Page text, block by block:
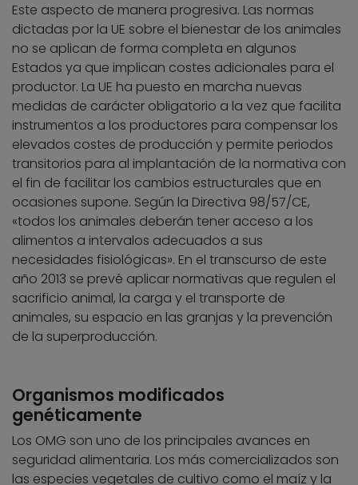
Este aspecto de manera progresiva. Las normas
dictadas por la UE sobre el bienestar de los animales
no se aplican de forma completa en algunos
Estados ya que implican costes adicionales para el
productor. La UE ha puesto en marcha nuevas
medidas de carácter obligatorio a la vez que facilita
instrumentos a los productores para compensar los
elevados costes de producción y permite periodos
transitorios para al implantación de la normativa con
el fin de facilitar los cambios estructurales que en
ocasiones supone. Según la Directiva 98/57/CE,
«todos los animales deberán tener acceso a los
alimentos a intervalos adecuados a sus
necesidades fisiológicas». En el transcurso de este
año 2013 se prevé aplicar normativas que regulen el
sacrificio animal, la carga y el transporte de
animales, su espacio en las granjas y la prevención
de la superproducción.
Organismos modificados
genéticamente
Los OMG son uno de los principales avances en
seguridad alimentaria. Los más comercializados son
las especies vegetales de cultivo como el maíz y la